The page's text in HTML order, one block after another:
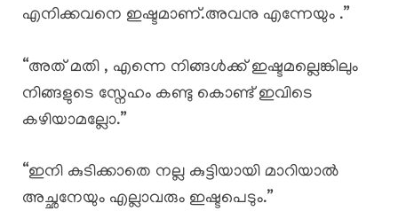
എനിക്കവനെ ഇഷ്ടമാണ്.അവനു എന്നേയും .”
“അത് മതി , എന്നെ നിങ്ങൾക്ക് ഇഷ്ടമല്ലെങ്കിലും
നിങ്ങളുടെ സ്നേഹം കണ്ടു കൊണ്ട് ഇവിടെ
കഴിയാമല്ലോ.”
“ഇനി കുടിക്കാതെ നല്ല കുട്ടിയായി മാറിയാൽ
അച്ഛനേയും എല്ലാവരും ഇഷ്ടപെടും.”